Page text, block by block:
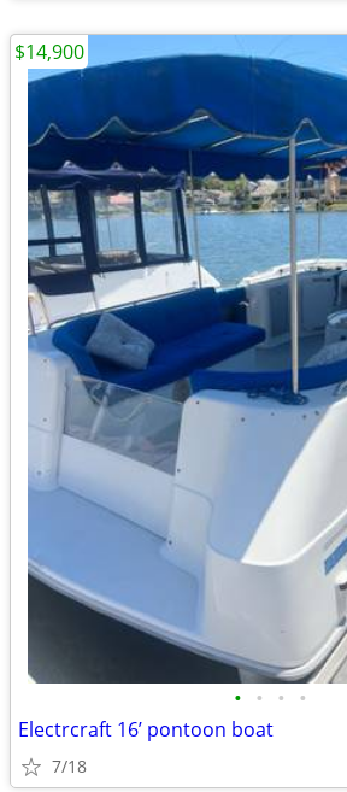
• • • •
Electrcraft 16’ pontoon boat
7/18
$14,900